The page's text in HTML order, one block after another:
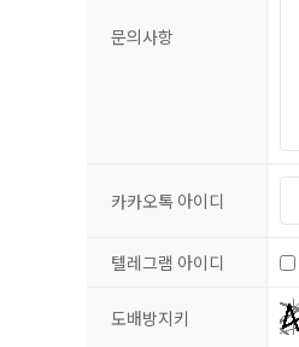
문의사항
카카오톡 아이디
텔레그램 아이디
도배방지키